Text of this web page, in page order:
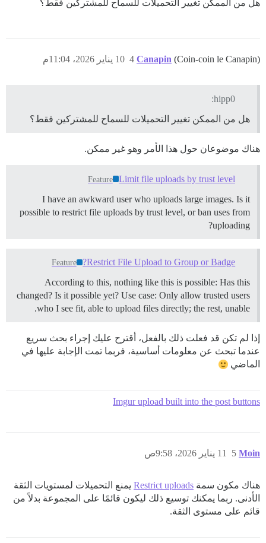
هل من الممكن تغيير التحميلات للسماح للمشتركين فقط؟
Canapin (Coin-coin le Canapin) 10 يناير 2026، 11:04م 4
hipp0:
هل من الممكن تغيير التحميلات للسماح للمشتركين فقط؟
هناك موضوعان حول هذا الأمر وهو غير ممكن.
Limit file uploads by trust level
Feature
I have an awkward user who uploads large images. Is it
possible to restrict file uploads by trust level, or ban uses from
uploading?
Restrict File Upload to Group or Badge?
Feature
According to this, nothing like this is possible: Has this
changed? Is it possible yet? Use case: Only allow trusted users
who I see fit, able to upload files directly; the rest, unable.
إذا لم تكن قد فعلت ذلك بالفعل، أقترح عليك إجراء بحث سريع
عندما تبحث عن معلومات أساسية، فربما تمت الإجابة عليها في
الماضي
Imgur upload built into the post buttons
Moin 11 يناير 2026، 9:58ص 5
هناك مكون سمة Restrict uploads يمنع التحميلات لمستويات الثقة
الأدنى. ربما يمكنك توسيع ذلك ليكون قائمًا على المجموعة بدلاً من
قائم على مستوى الثقة.